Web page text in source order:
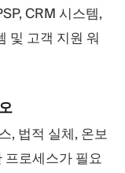
CRM 시스템,
및 고객 지원 워
, 법적 실체, 온보
프로세스가 필요